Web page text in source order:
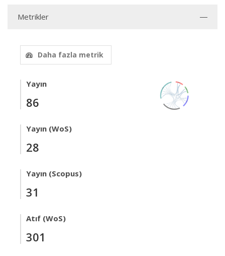
Metrikler
Daha fazla metrik
Yayın
86
Yayın (WoS)
28
Yayın (Scopus)
31
Atıf (WoS)
301